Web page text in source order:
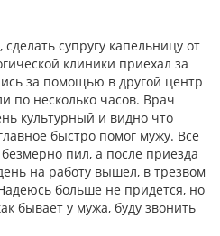
супругу капельницу от
клиники приехал за
за помощью в другой центр
по несколько часов. Врач
культурный и видно что
быстро помог мужу. Все
пил, а после приезда
на работу вышел, в трезвом
больше не придется, но
бывает у мужа, буду звонить